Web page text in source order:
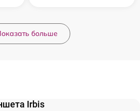
больше
Irbis